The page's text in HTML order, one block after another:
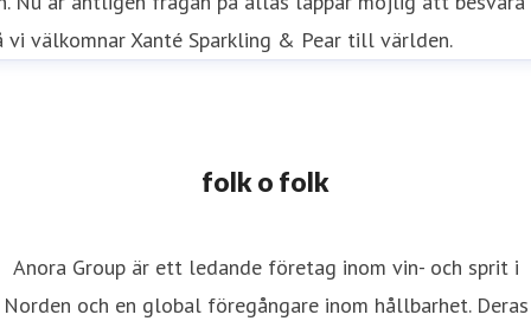
vi välkomnar Xanté Sparkling & Pear till världen.
folk o folk
Anora Group är ett ledande företag inom vin- och sprit i
Norden och en global föregångare inom hållbarhet. Deras